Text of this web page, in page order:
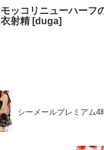
モッコリニューハーフ
衣射精 [duga]
シーメールプレミアム4